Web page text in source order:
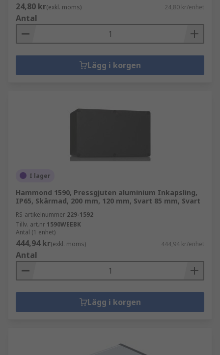
24,80 kr(exkl. moms) 24,80 kr/enhet
Antal
Lägg i korgen
I lager
Hammond 1590, Pressgjuten aluminium Inkapsling,
IP65, Skärmad, 200 mm, 120 mm, Svart 85 mm, Svart
RS-artikelnummer 229-1592
Tillv. art.nr 1590WEEBK
Antal (1 enhet)
444,94 kr(exkl. moms) 444,94 kr/enhet
Antal
Lägg i korgen